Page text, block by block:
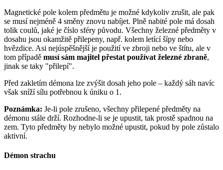
Magnetické pole kolem předmětu je možné kdykoliv zrušit, ale pak
se musí nejméně 4 směny znovu nabíjet. Plně nabité pole má dosah
tolik coulů, jaké je číslo sféry původu. Všechny železné předměty v
dosahu jsou okamžitě přilepeny, např. kolem letící šípy nebo
hvězdice. Asi nejúspěšnější je použití ve zbroji nebo ve štítu, ale v
tom případě musí sám majitel přestat používat železné zbraně,
jinak se taky "přilepí".
Před zakletím démona lze zvýšit dosah jeho pole – každý sáh navíc
však sníží sílu potřebnou k úniku o 1.
Poznámka: Je-li pole zrušeno, všechny přilepené předměty na
démonu stále drží. Rozhodne-li se je upustit, tak prostě spadnou na
zem. Tyto předměty by nebylo možné upustit, pokud by pole zůstalo
aktivní.
Démon strachu